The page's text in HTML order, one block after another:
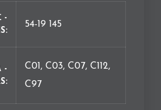
-
54-19 145
-
C01, C03, C07, C112,
C97